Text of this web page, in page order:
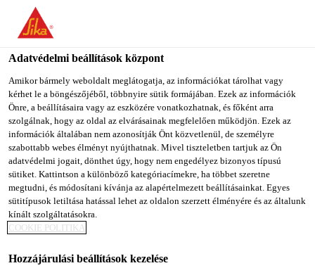
You are accessing "Sika Magyarország", it seems you are
accessing it from "Egyesült Államok". We have a dedicated
website for your country.
TO SIKA
USA
STAY ON SIKA
MAGYARORSZÁG
SELECT A
COUNTRY
Sika Magyarország
ZAJCSILLAPÍTÁS
ÉS VÉDELEM
Adatvédelmi beállítások központ
Amikor bármely weboldalt meglátogatja, az információkat tárolhat vagy
kérhet le a böngészőjéből, többnyire sütik formájában. Ezek az információk
Önre, a beállításaira vagy az eszközére vonatkozhatnak, és főként arra
szolgálnak, hogy az oldal az elvárásainak megfelelően működjön. Ezek az
információk általában nem azonosítják Önt közvetlenül, de személyre
szabottabb webes élményt nyújthatnak. Mivel tiszteletben tartjuk az Ön
adatvédelmi jogait, dönthet úgy, hogy nem engedélyez bizonyos típusú
sütiket. Kattintson a különböző kategóriacímekre, ha többet szeretne
megtudni, és módosítani kívánja az alapértelmezett beállításainkat. Egyes
sütitípusok letiltása hatással lehet az oldalon szerzett élményére és az általunk
kínált szolgáltatásokra.
COOKIE POLITIKA
Hozzájárulási beállítások kezelése